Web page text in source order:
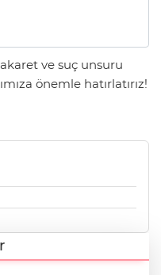
ve suç unsuru
önemle hatırlatırız!